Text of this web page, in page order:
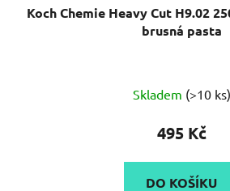
Koch Chemie Heavy Cut H9.02
brusná pasta
produktu
5,0
Skladem (>10 ks)
495 Kč
DO KOŠÍKU